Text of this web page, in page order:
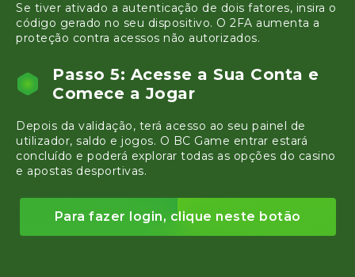
Se tiver ativado a autenticação de dois fatores, insira o
código gerado no seu dispositivo. O 2FA aumenta a
proteção contra acessos não autorizados.
Passo 5: Acesse a Sua Conta e
Comece a Jogar
Depois da validação, terá acesso ao seu painel de
utilizador, saldo e jogos. O BC Game entrar estará
concluído e poderá explorar todas as opções do casino
e apostas desportivas.
Para fazer login, clique neste botão